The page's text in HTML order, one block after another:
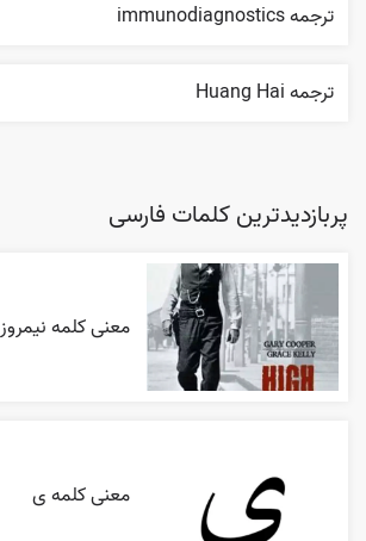
ترجمه immunodiagnostics
ترجمه Huang Hai
پربازدیدترین کلمات فارسی
معنی کلمه نیمروز
معنی کلمه ی